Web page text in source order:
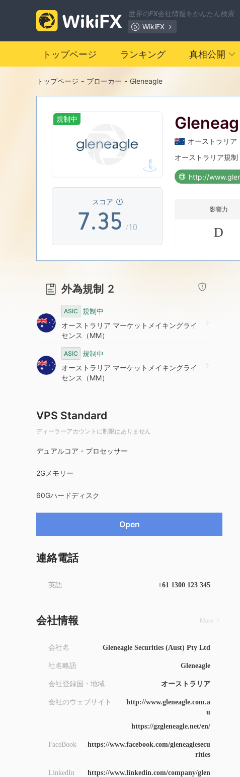
世界のFX会社情報をかんたん検索
WikiFX
トップページ ランキング 真相公開
トップページ - ブローカー - Gleneagle
規制中
スコア
0
1
2
3
4
6
7
8
9
.
0
2
3
4
5
6
7
8
0
1
2
4
5
6
7
9
/10
オーストラリア
オーストラリア規制
http://
影響力
D
外為規制 2
ASIC
規制中
オーストラリア マーケットメイキングライ
センス（MM）
ASIC
規制中
オーストラリア マーケットメイキングライ
センス（MM）
VPS Standard
ディーラーアカウントに制限はありません
デュアルコア・プロセッサー
2Gメモリー
60Gハードディスク
Open
連絡電話
英語 +61 1300 123 345
会社情報 More
会社名 Gleneagle Securities (Aust) Pty Ltd
社名略語 Gleneagle
会社登録国・地域 オーストラリア
会社のウェブサイト
http://www.gleneagle.com.a
u
https://gzgleneagle.net/en/
FaceBook
https://www.facebook.com/gleneaglesecu
rities
LinkedIn
https://www.linkedin.com/company/glen